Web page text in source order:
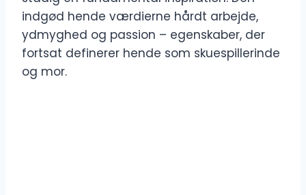
indgød hende værdierne hårdt arbejde,
ydmyghed og passion – egenskaber, der
fortsat definerer hende som skuespillerinde
og mor.